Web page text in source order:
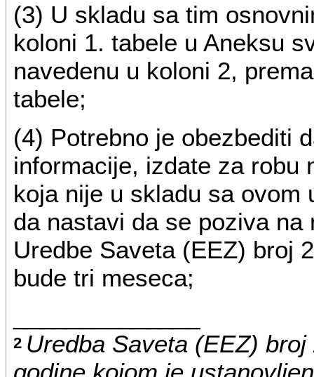
(3) U skladu sa tim
koloni 1. tabele u Aneksu
navedenu u koloni 2,
tabele;
(4) Potrebno je obezbediti
informacije, izdate za robu
koja nije u skladu sa ovom
da nastavi da se poziva
Uredbe Saveta (EEZ) broj
bude tri meseca;
2 Uredba Saveta (EEZ)